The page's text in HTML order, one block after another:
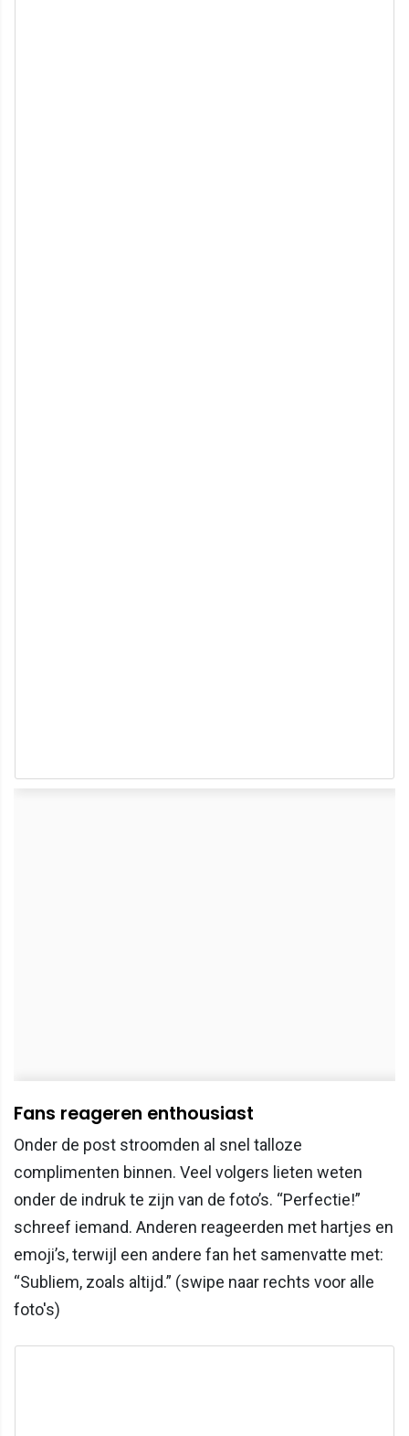
Fans reageren enthousiast
Onder de post stroomden al snel talloze
complimenten binnen. Veel volgers lieten weten
onder de indruk te zijn van de foto’s. “Perfectie!”
schreef iemand. Anderen reageerden met hartjes en
emoji’s, terwijl een andere fan het samenvatte met:
“Subliem, zoals altijd.” (swipe naar rechts voor alle
foto's)